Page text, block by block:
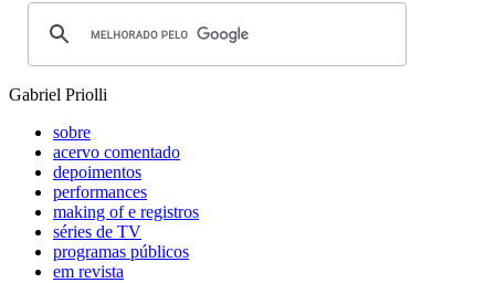
Gabriel Priolli
sobre
acervo comentado
depoimentos
performances
making of e registros
séries de TV
programas públicos
em revista